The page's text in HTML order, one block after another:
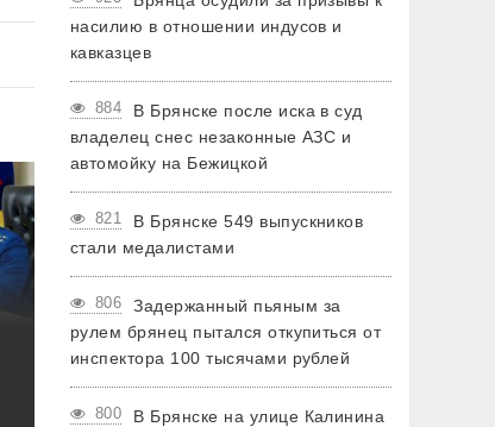
насилию в отношении индусов и
кавказцев
884
В Брянске после иска в суд
владелец снес незаконные АЗС и
автомойку на Бежицкой
821
В Брянске 549 выпускников
стали медалистами
806
Задержанный пьяным за
рулем брянец пытался откупиться от
инспектора 100 тысячами рублей
800
В Брянске на улице Калинина